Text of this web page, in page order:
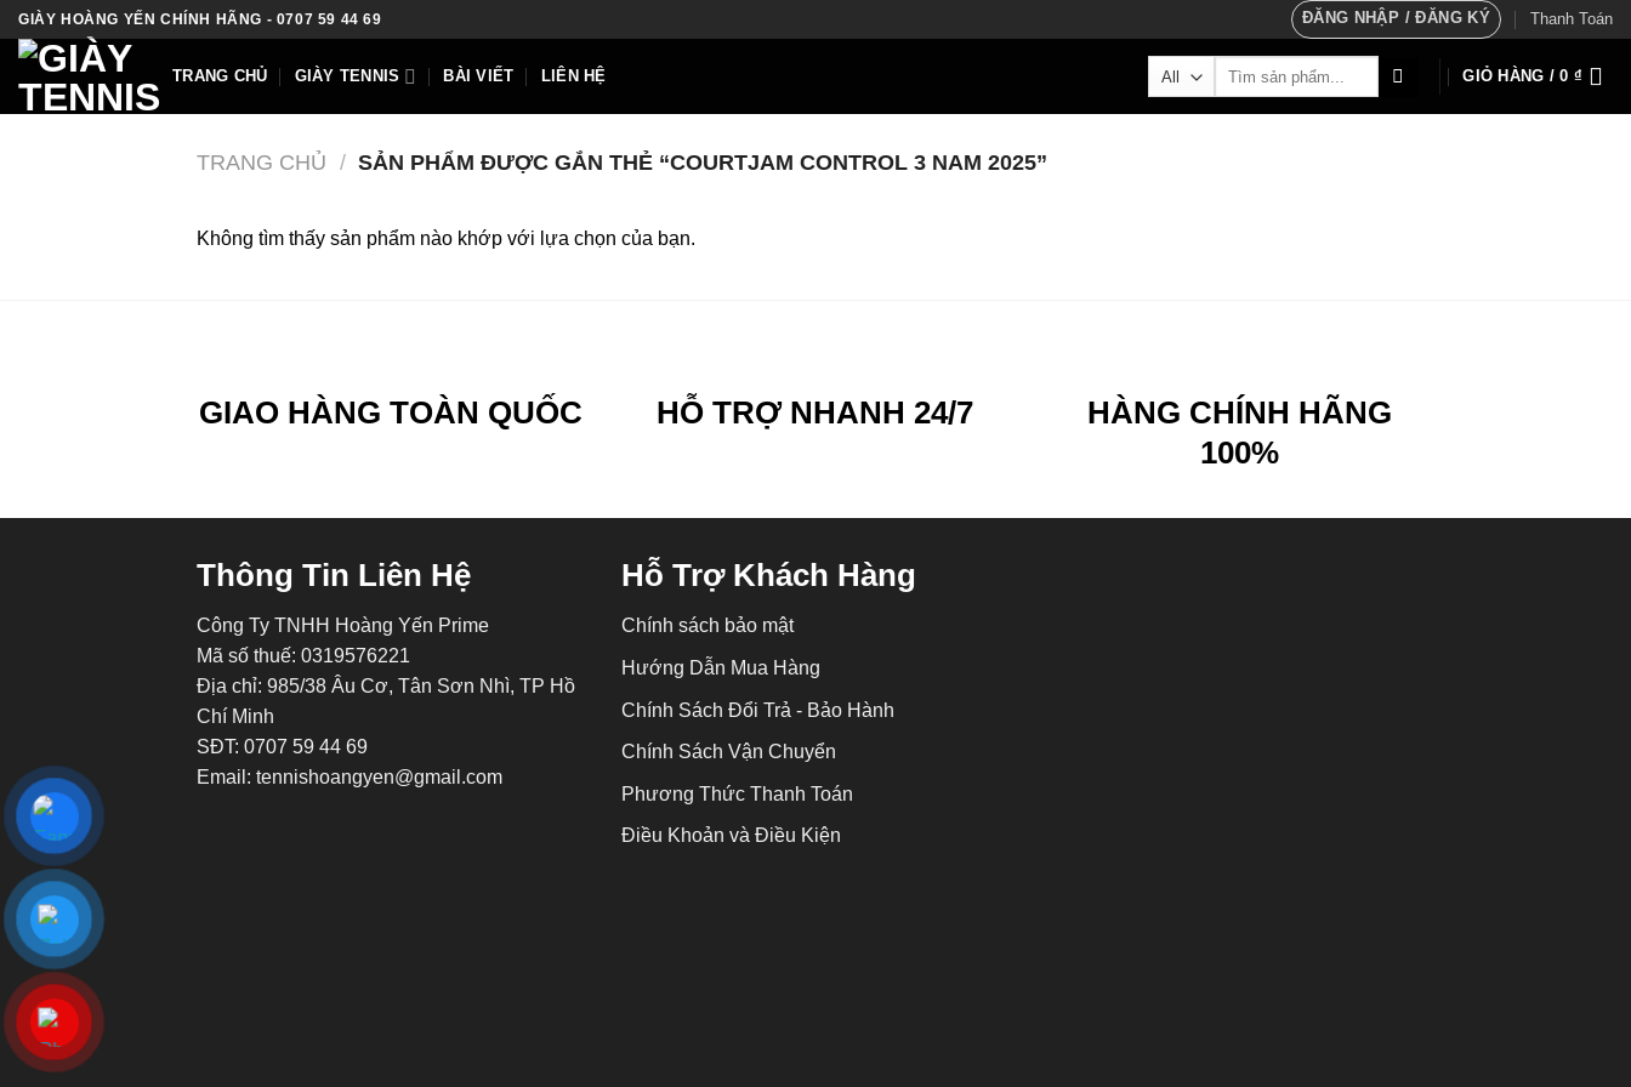
Skip
to
content
GIÀY HOÀNG YẾN CHÍNH HÃNG - 0707 59 44 69 ĐĂNG NHẬP / ĐĂNG KÝ Thanh Toán
TRANG CHỦ GIÀY TENNIS BÀI VIẾT LIÊN HỆ GIỎ HÀNG /0 ₫
TRANG CHỦ / SẢN PHẨM ĐƯỢC GẮN THẺ “COURTJAM CONTROL 3 NAM 2025”
Không tìm thấy sản phẩm nào khớp với lựa chọn của bạn.
GIAO HÀNG TOÀN QUỐC HỖ TRỢ NHANH 24/7
HÀNG CHÍNH HÃNG
100%
Thông Tin Liên Hệ
Công Ty TNHH Hoàng Yến Prime
Mã số thuế: 0319576221
Địa chỉ: 985/38 Âu Cơ, Tân Sơn Nhì, TP Hồ
Chí Minh
SĐT: 0707 59 44 69
Email: tennishoangyen@gmail.com
Hỗ Trợ Khách Hàng
Chính sách bảo mật
Hướng Dẫn Mua Hàng
Chính Sách Đổi Trả - Bảo Hành
Chính Sách Vận Chuyển
Phương Thức Thanh Toán
Điều Khoản và Điều Kiện